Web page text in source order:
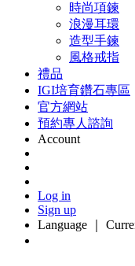
時尚項鍊
浪漫耳環
造型手鍊
風格戒指
禮品
IGI培育鑽石專區
官方網站
預約專人諮詢
Account
Log in
Sign up
Language ｜